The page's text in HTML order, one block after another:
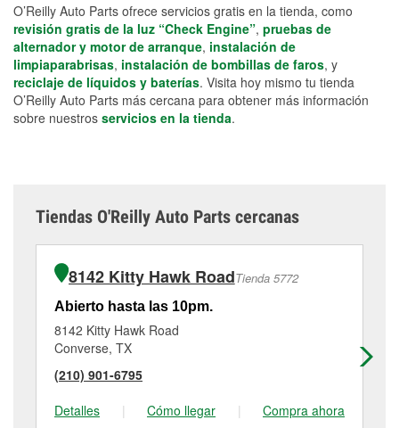
O’Reilly Auto Parts ofrece servicios gratis en la tienda, como
revisión gratis de la luz “Check Engine”, pruebas de
alternador y motor de arranque, instalación de
limpiaparabrisas, instalación de bombillas de faros, y
reciclaje de líquidos y baterías. Visita hoy mismo tu tienda
O’Reilly Auto Parts más cercana para obtener más información
sobre nuestros servicios en la tienda.
Tiendas O'Reilly Auto Parts cercanas
8142 Kitty Hawk RoadTienda 5772
Abierto hasta las 10pm.
8142 Kitty Hawk Road
Converse, TX
(210) 901-6795
Detalles
| Cómo llegar | Compra ahora